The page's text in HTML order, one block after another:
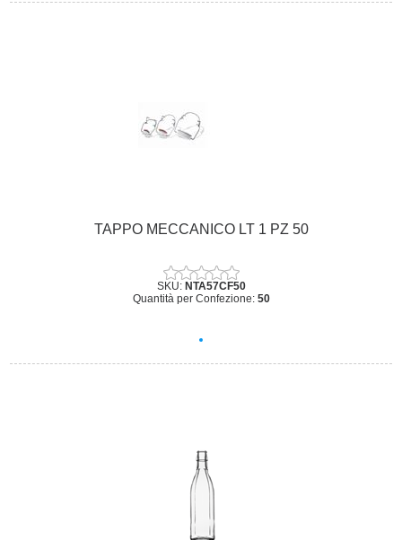
TAPPO MECCANICO LT 1 PZ 50
SKU: NTA57CF50
Quantità per Confezione: 50